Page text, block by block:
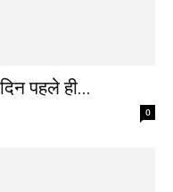
पहले ही...
0